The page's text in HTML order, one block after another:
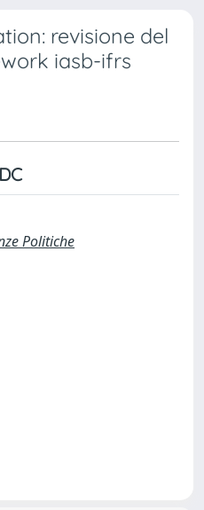
revisione del
iasb-ifrs
Politiche